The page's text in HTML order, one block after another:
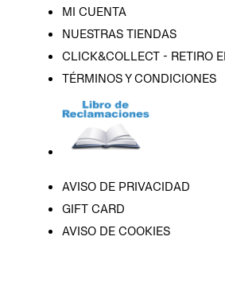
MI CUENTA
NUESTRAS TIENDAS
CLICK&COLLECT - RETIRO
TÉRMINOS Y CONDICIONES
AVISO DE PRIVACIDAD
GIFT CARD
AVISO DE COOKIES